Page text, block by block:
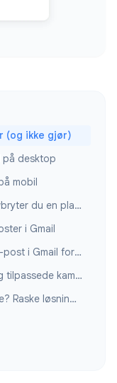
(og ikke gjør)
på desktop
mobil
Slik redigerer, omplanlegger eller avbryter du en planlagt e-post
i Gmail
Beste tidspunkter for å planlegge e-post i Gmail for åpninger
Planlegg flere e-poster og personlig tilpassede kampanjer
Gmail planlagt sending fungerer ikke? Raske løsninger